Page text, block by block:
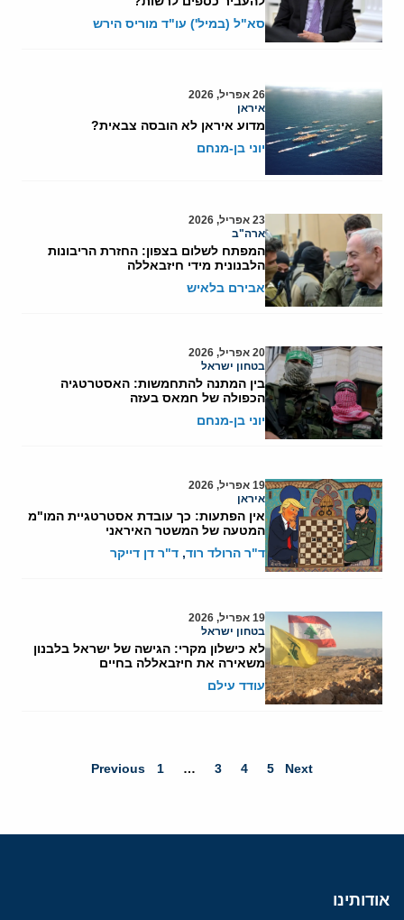
סא"ל (במיל') עו"ד מוריס הירש
26 אפריל, 2026
איראן
מדוע איראן לא הובסה צבאית?
יוני בן-מנחם
23 אפריל, 2026
ארה"ב
המפתח לשלום בצפון: החזרת הריבונות
הלבנונית מידי חיזבאללה
אבירם בלאיש
20 אפריל, 2026
בטחון ישראל
בין המתנה להתחמשות: האסטרטגיה
הכפולה של חמאס בעזה
יוני בן-מנחם
19 אפריל, 2026
איראן
אין הפתעות: כך עובדת אסטרטגיית המו"מ
המטעה של המשטר האיראני
ד"ר הרולד רוד, ד"ר דן דייקר
19 אפריל, 2026
בטחון ישראל
לא כישלון מקרי: הגישה של ישראל בלבנון
משאירה את חיזבאללה בחיים
עודד עילם
Previous 1 … 3 4 5 Next
אודותינו